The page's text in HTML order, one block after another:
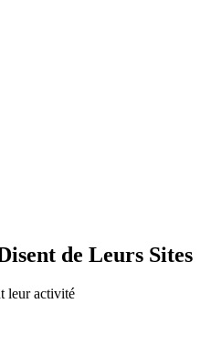
de Leurs Sites
leur activité